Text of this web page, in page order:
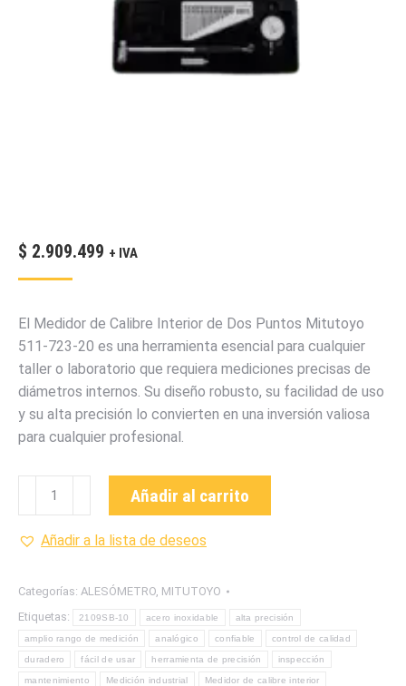
$ 2.909.499 + IVA
El Medidor de Calibre Interior de Dos Puntos Mitutoyo
511-723-20 es una herramienta esencial para cualquier
taller o laboratorio que requiera mediciones precisas de
diámetros internos. Su diseño robusto, su facilidad de uso
y su alta precisión lo convierten en una inversión valiosa
para cualquier profesional.
20
INTERIORES
-
ALESÓMETRO
MARCA
Añadir al carrito
Añadir a la lista de deseos
Categorías: ALESÓMETRO, MITUTOYO
Etiquetas:
2109SB-10 acero inoxidable alta precisión
amplio rango de medición analógico confiable control de calidad
duradero fácil de usar herramienta de precisión inspección
mantenimiento Medición industrial Medidor de calibre interior